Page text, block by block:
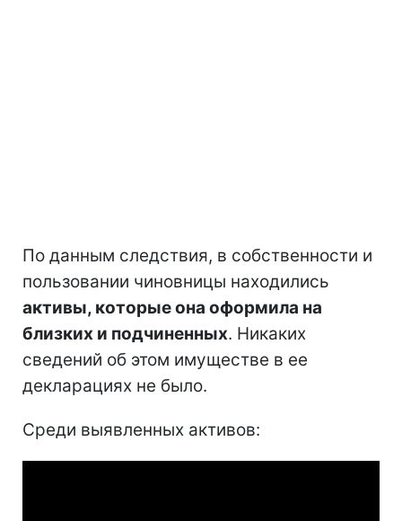
По данным следствия, в собственности и
пользовании чиновницы находились
активы, которые она оформила на
близких и подчиненных. Никаких
сведений об этом имуществе в ее
декларациях не было.
Среди выявленных активов: